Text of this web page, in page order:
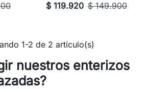
$ 119.920 $ 149.900
1-2 de 2 artículo(s)
nuestros enterizos